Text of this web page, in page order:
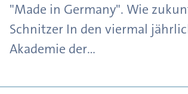
"Made in Germany". Wie
Schnitzer In den viermal
Akademie der…